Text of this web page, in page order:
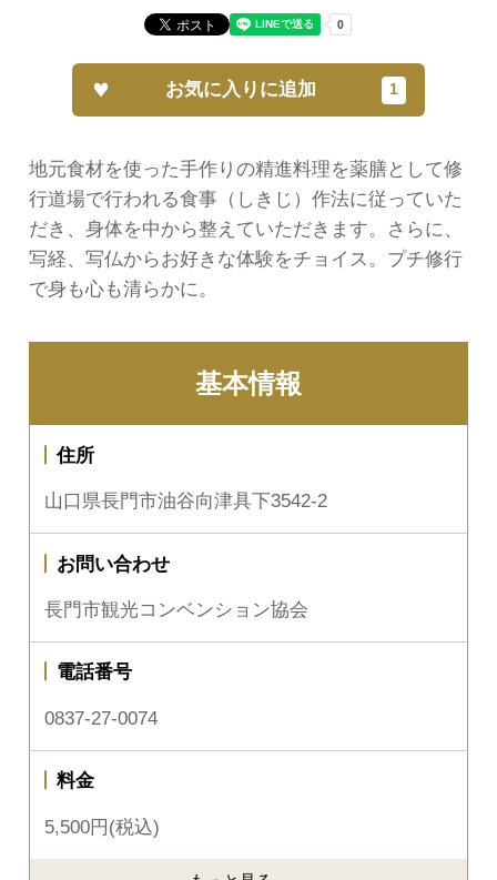
地元食材を使った手作りの精進料理を薬膳として修
行道場で行われる食事（しきじ）作法に従っていた
だき、身体を中から整えていただきます。さらに、
写経、写仏からお好きな体験をチョイス。プチ修行
で身も心も清らかに。
お気に入りに追加
基本情報
住所
山口県長門市油谷向津具下3542-2
お問い合わせ
長門市観光コンベンション協会
電話番号
0837-27-0074
料金
5,500円(税込)